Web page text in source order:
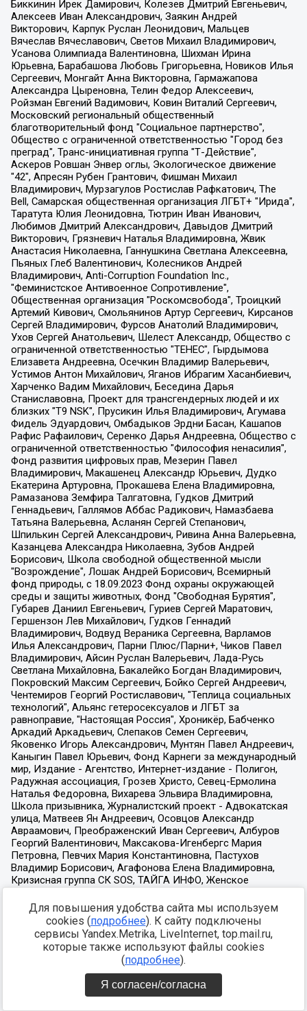
Для повышения удобства сайта мы используем
cookies (подробнее). К сайту подключены
сервисы Yandex.Metrika, LiveInternet, top.mail.ru,
которые также используют файлы cookies
(подробнее).
Я согласен/согласна